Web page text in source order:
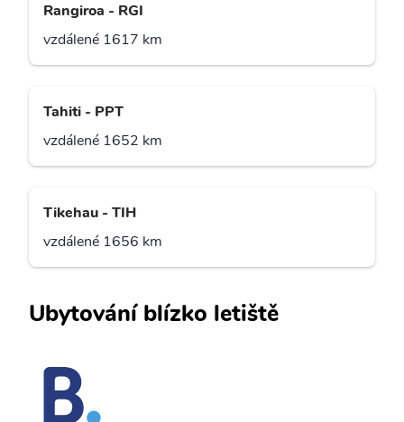
Rangiroa - RGI
vzdálené 1617 km
Tahiti - PPT
vzdálené 1652 km
Tikehau - TIH
vzdálené 1656 km
Ubytování blízko letiště